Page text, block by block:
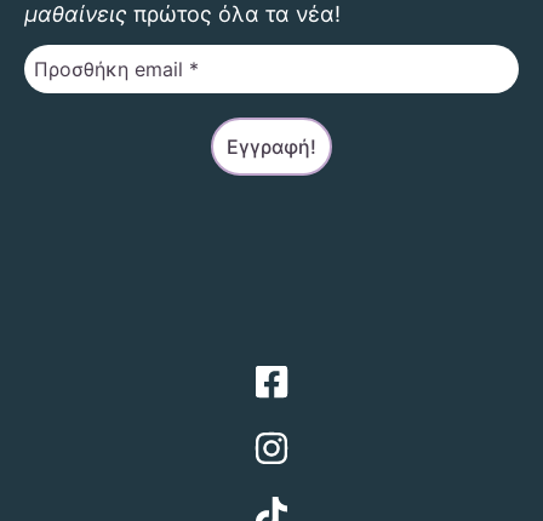
μαθαίνεις πρώτος όλα τα νέα!